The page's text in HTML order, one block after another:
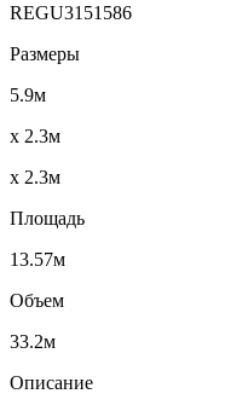
REGU3151586
Размеры
5.9м
x 2.3м
x 2.3м
Площадь
13.57м
Объем
33.2м
Описание